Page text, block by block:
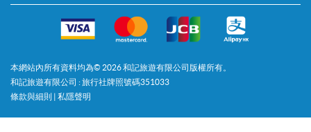
本網站內所有資料均為© 2026和記旅遊有限公司版權所有。
和記旅遊有限公司 : 旅行社牌照號碼351033
條款與細則 | 私隱聲明